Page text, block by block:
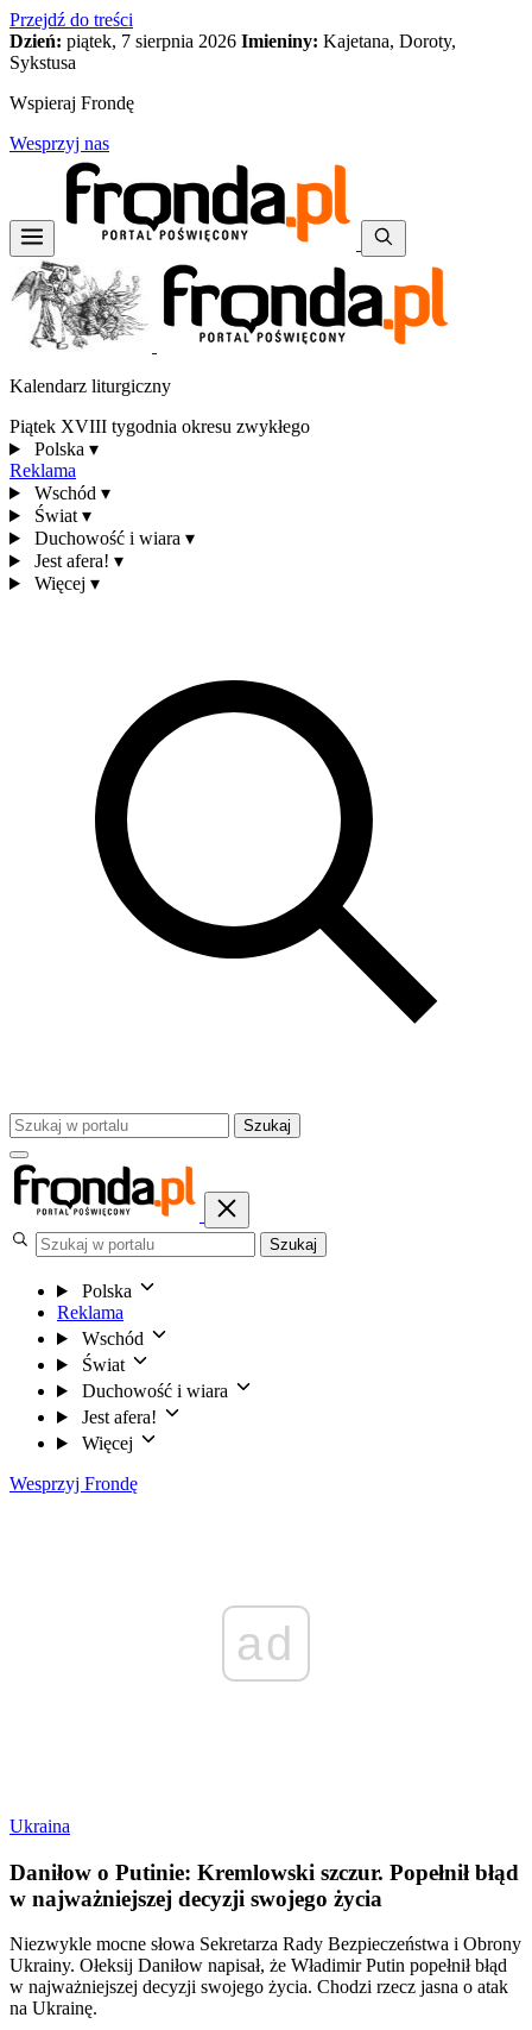
Przejdź do treści
Dzień: piątek, 7 sierpnia 2026 Imieniny: Kajetana, Doroty,
Sykstusa
Wspieraj Frondę
Wesprzyj nas
Kalendarz liturgiczny
Piątek XVIII tygodnia okresu zwykłego
Polska ▾
Reklama
Wschód ▾
Świat ▾
Duchowość i wiara ▾
Jest afera! ▾
Więcej ▾
Szukaj
Szukaj
Polska
Reklama
Wschód
Świat
Duchowość i wiara
Jest afera!
Więcej
Wesprzyj Frondę
ad
Ukraina
Daniłow o Putinie: Kremlowski szczur. Popełnił błąd
w najważniejszej decyzji swojego życia
Niezwykle mocne słowa Sekretarza Rady Bezpieczeństwa i Obrony
Ukrainy. Ołeksij Daniłow napisał, że Władimir Putin popełnił błąd
w najważniejszej decyzji swojego życia. Chodzi rzecz jasna o atak
na Ukrainę.